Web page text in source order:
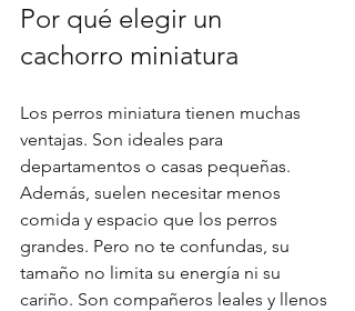
Por qué elegir un
cachorro miniatura
Los perros miniatura tienen muchas
ventajas. Son ideales para
departamentos o casas pequeñas.
Además, suelen necesitar menos
comida y espacio que los perros
grandes. Pero no te confundas, su
tamaño no limita su energía ni su
cariño. Son compañeros leales y llenos